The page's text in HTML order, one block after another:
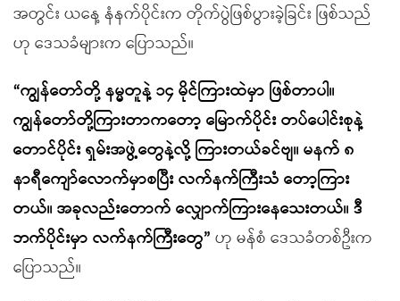
အတွင်း ယနေ့ နံနက်ပိုင်းက တိုက်ပွဲဖြစ်ပွားခဲ့ခြင်း ဖြစ်သည်
ဟု ဒေသခံများက ပြောသည်။
“ကျွန်တော်တို့ နမ္မတူနဲ့ ၁၄ မိုင်ကြားထဲမှာ ဖြစ်တာပါ။
ကျွန်တော်တို့ကြားတာကတော့ မြောက်ပိုင်း တပ်ပေါင်းစုနဲ့
တောင်ပိုင်း ရှမ်းအဖွဲ့တွေနဲ့လို့ ကြားတယ်ခင်ဗျ။ မနက် ၈
နာရီကျော်လောက်မှာစပြီး လက်နက်ကြီးသံ တော့ကြား
တယ်။ အခုလည်းတောက် လျှောက်ကြားနေသေးတယ်။ ဒီ
ဘက်ပိုင်းမှာ လက်နက်ကြီးတွေ” ဟု မန်စံ ဒေသခံတစ်ဦးက
ပြောသည်။